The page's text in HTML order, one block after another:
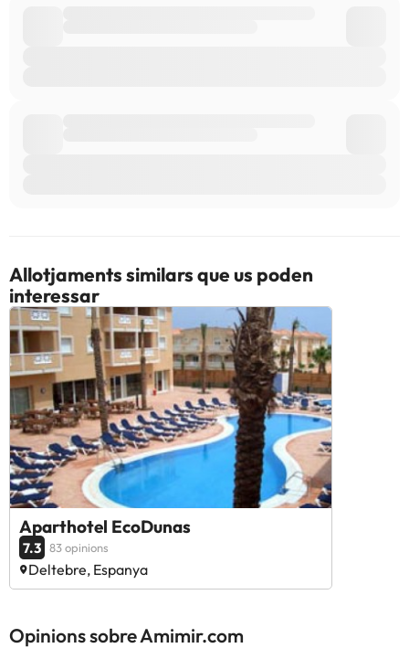
Allotjaments similars que us poden
interessar
Aparthotel EcoDunas
7.3 83 opinions
Deltebre, Espanya
Opinions sobre Amimir.com